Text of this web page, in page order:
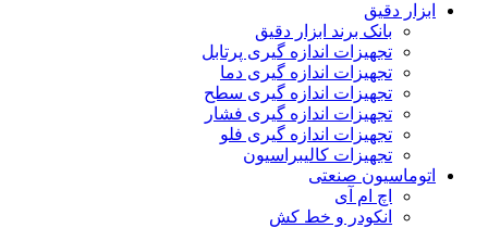
ابزار دقیق
بانک برند ابزار دقیق
تجهیزات اندازه گیری پرتابل
تجهیزات اندازه گیری دما
تجهیزات اندازه گیری سطح
تجهیزات اندازه گیری فشار
تجهیزات اندازه گیری فلو
تجهیزات کالیبراسیون
اتوماسیون صنعتی
اچ ام آی
انکودر و خط کش